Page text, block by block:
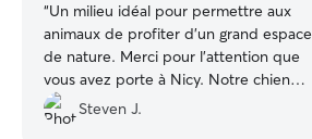
“Un milieu idéal pour permettre aux
animaux de profiter d'un grand espace
de nature. Merci pour l'attention que
vous avez porte à Nicy. Notre chien
semblait aux anges sur les photos !
Steven J.